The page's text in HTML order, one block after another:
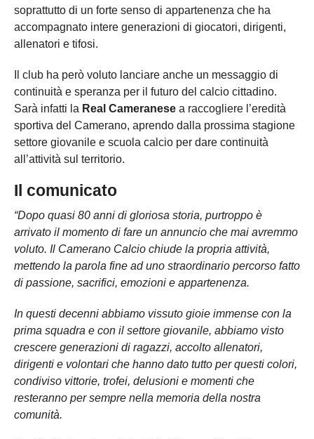
soprattutto di un forte senso di appartenenza che ha
accompagnato intere generazioni di giocatori, dirigenti,
allenatori e tifosi.
Il club ha però voluto lanciare anche un messaggio di
continuità e speranza per il futuro del calcio cittadino.
Sarà infatti la Real Cameranese a raccogliere l’eredità
sportiva del Camerano, aprendo dalla prossima stagione
settore giovanile e scuola calcio per dare continuità
all’attività sul territorio.
Il comunicato
“Dopo quasi 80 anni di gloriosa storia, purtroppo è
arrivato il momento di fare un annuncio che mai avremmo
voluto. Il Camerano Calcio chiude la propria attività,
mettendo la parola fine ad uno straordinario percorso fatto
di passione, sacrifici, emozioni e appartenenza.
In questi decenni abbiamo vissuto gioie immense con la
prima squadra e con il settore giovanile, abbiamo visto
crescere generazioni di ragazzi, accolto allenatori,
dirigenti e volontari che hanno dato tutto per questi colori,
condiviso vittorie, trofei, delusioni e momenti che
resteranno per sempre nella memoria della nostra
comunità.